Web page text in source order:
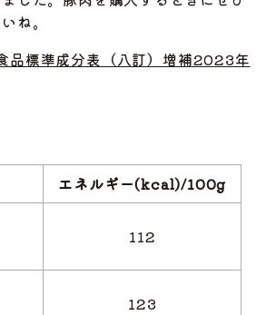
ね。
品標準成分表（八訂）増補2023年
エネルギー(kcal)/100g
112
123